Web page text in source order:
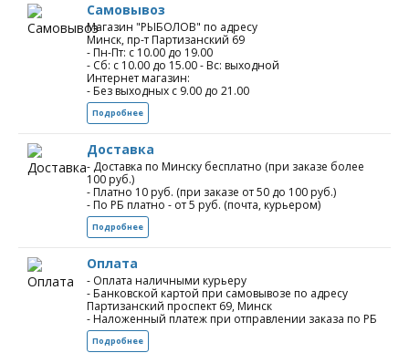
Самовывоз
Магазин "РЫБОЛОВ" по адресу
Минск, пр-т Партизанский 69
- Пн-Пт: с 10.00 до 19.00
- Сб: с 10.00 до 15.00 - Вс: выходной
Интернет магазин:
- Без выходных с 9.00 до 21.00
Подробнее
Доставка
- Доставка по Минску бесплатно (при заказе более
100 руб.)
- Платно 10 руб. (при заказе от 50 до 100 руб.)
- По РБ платно - от 5 руб. (почта, курьером)
Подробнее
Оплата
- Оплата наличными курьеру
- Банковской картой при самовывозе по адресу
Партизанский проспект 69, Минск
- Наложенный платеж при отправлении заказа по РБ
Подробнее